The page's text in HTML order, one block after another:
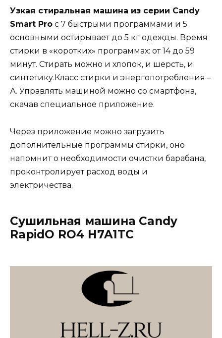
Узкая стиральная машина из серии Candy
Smart Pro с 7 быстрыми программами и 5
основными остирывает до 5 кг одежды. Время
стирки в «коротких» программах: от 14 до 59
минут. Стирать можно и хлопок, и шерсть, и
синтетику.Класс стирки и энергопотребления –
А. Управлять машиной можно со смартфона,
скачав специальное приложение.
Через приложение можно загрузить
дополнительные программы стирки, оно
напомнит о необходимости очистки барабана,
проконтролирует расход воды и
электричества.
Сушильная машина Candy
RapidO RO4 H7A1TC